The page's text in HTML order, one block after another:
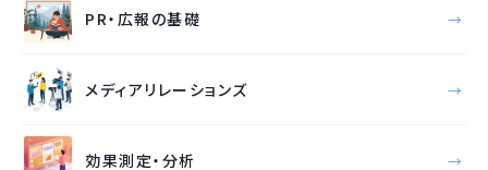
PR・広報の基礎
メディアリレーションズ
効果測定・分析